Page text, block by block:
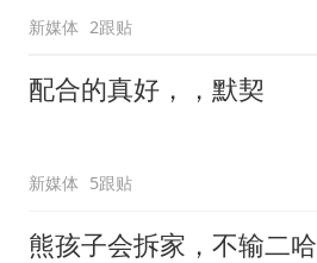
新媒体 2跟贴
配合的真好，，默契
新媒体 5跟贴
熊孩子会拆家，不输二哈